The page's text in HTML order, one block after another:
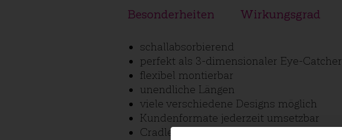
Besonderheiten Wirkungsgrad
schallabsorbierend
perfekt als 3-dimensionaler Eye-Catcher
flexibel montierbar
unendliche Längen
viele verschiedene Designs möglich
Kundenformate jederzeit umsetzbar
Cradle to Cradle zertifiziert